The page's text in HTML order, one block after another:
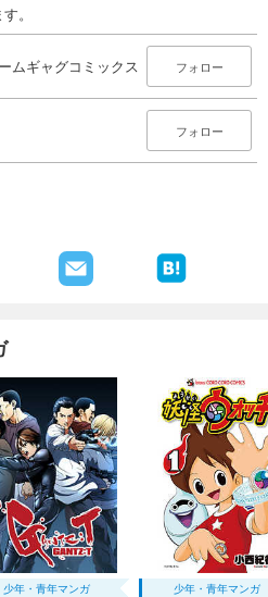
。
ムギャグコミックス フォロー
フォロー
少年・青年マンガ 少年・青年マンガ